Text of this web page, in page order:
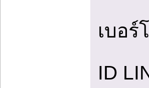
เบอร์
ID